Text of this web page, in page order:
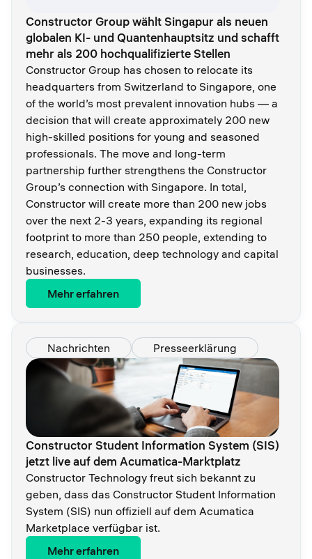
Constructor Group wählt Singapur als neuen
globalen KI- und Quantenhauptsitz und schafft
mehr als 200 hochqualifizierte Stellen
Constructor Group has chosen to relocate its
headquarters from Switzerland to Singapore, one
of the world’s most prevalent innovation hubs — a
decision that will create approximately 200 new
high-skilled positions for young and seasoned
professionals. The move and long-term
partnership further strengthens the Constructor
Group’s connection with Singapore. In total,
Constructor will create more than 200 new jobs
over the next 2-3 years, expanding its regional
footprint to more than 250 people, extending to
research, education, deep technology and capital
businesses.
Mehr erfahren
Nachrichten Presseerklärung
Constructor Student Information System (SIS)
jetzt live auf dem Acumatica-Marktplatz
Constructor Technology freut sich bekannt zu
geben, dass das Constructor Student Information
System (SIS) nun offiziell auf dem Acumatica
Marketplace verfügbar ist.
Mehr erfahren